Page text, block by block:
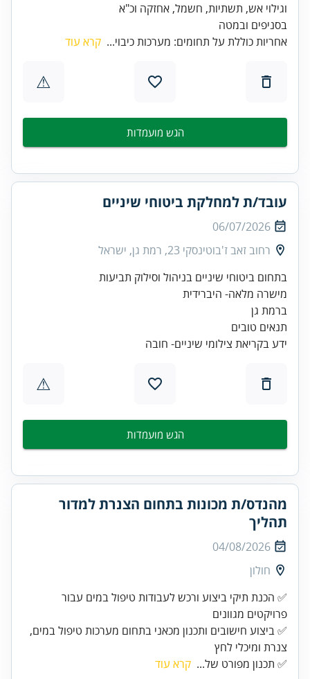
בסניפים ובמטה
אחריות כוללת על תחומים: מערכות כיבוי... קרא עוד
⚠
הגש מועמדות
עובד/ת למחלקת ביטוחי שיניים
06/07/2026
רחוב זאב ז'בוטינסקי 23, רמת גן, ישראל
ידע בקריאת צילומי שיניים- חובה
⚠
הגש מועמדות
מהנדס/ת מכונות בתחום הצנרת למדור
תהליך
04/08/2026
חולון
✅ הכנת תיקי ביצוע ורכש לעבודות טיפול במים עבור
✅ ביצוע חישובים ותכנון מכאני בתחום מערכות טיפול במים,
צנרת ומיכלי לחץ
✅ תכנון מפורט של... קרא עוד